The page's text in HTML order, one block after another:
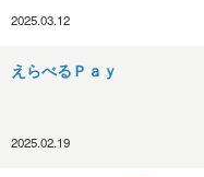
2025.03.12
えらべるＰａｙ
2025.02.19